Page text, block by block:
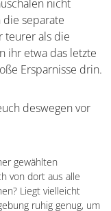
euch zuvor
oderfür eine
soll es aber
Pauschalen nicht
die separate
ihr etwa das
große
deswegen vor